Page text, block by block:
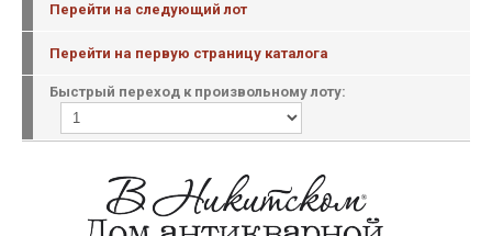
Перейти на следующий лот
Перейти на первую страницу каталога
Быстрый переход к произвольному лоту: